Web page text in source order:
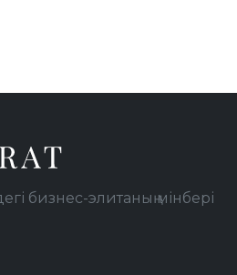
бизнес-элитаның мінбері